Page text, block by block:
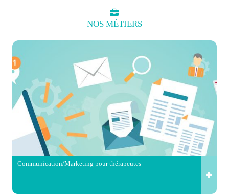
NOS MÉTIERS
Communication/Marketing pour thérapeutes